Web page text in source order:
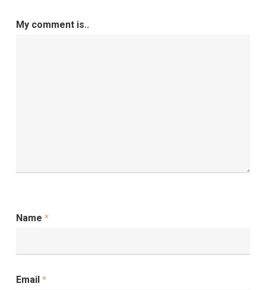
My comment is..
Name *
Email *